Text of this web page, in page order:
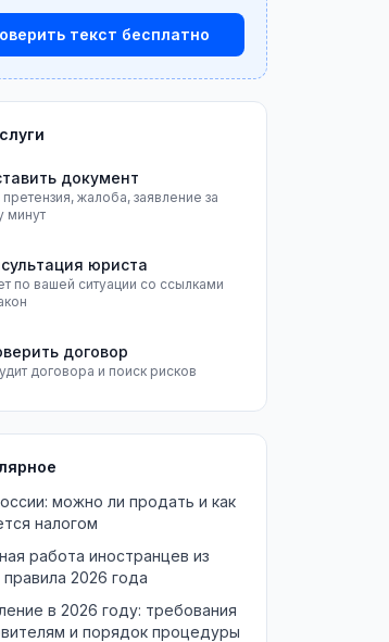
текст бесплатно
документ
претензия, жалоба, заявление за
минут
юриста
по вашей ситуации со ссылками
договор
договора и поиск рисков
можно ли продать и как
налогом
работа иностранцев из
правила 2026 года
в 2026 году: требования
и порядок процедуры